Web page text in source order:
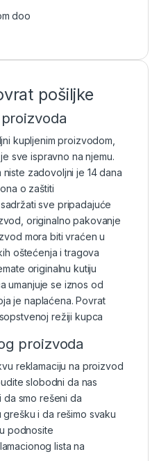
doo
pošiljke
kupljenim proizvodom,
sve ispravno na njemu.
zadovoljni je 14 dana
o zaštiti
sve pripadajuće
originalno pakovanje
mora biti vraćen u
oštećenja i tragova
originalnu kutiju
umanjuje se iznos od
je naplaćena. Povrat
režiji kupca
proizvoda
reklamaciju na proizvod
slobodni da nas
da smo rešeni da
i da rešimo svaku
podnosite
lista na